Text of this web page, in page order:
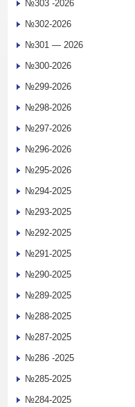
№303 -2026
№302-2026
№301 — 2026
№300-2026
№299-2026
№298-2026
№297-2026
№296-2026
№295-2026
№294-2025
№293-2025
№292-2025
№291-2025
№290-2025
№289-2025
№288-2025
№287-2025
№286 -2025
№285-2025
№284-2025